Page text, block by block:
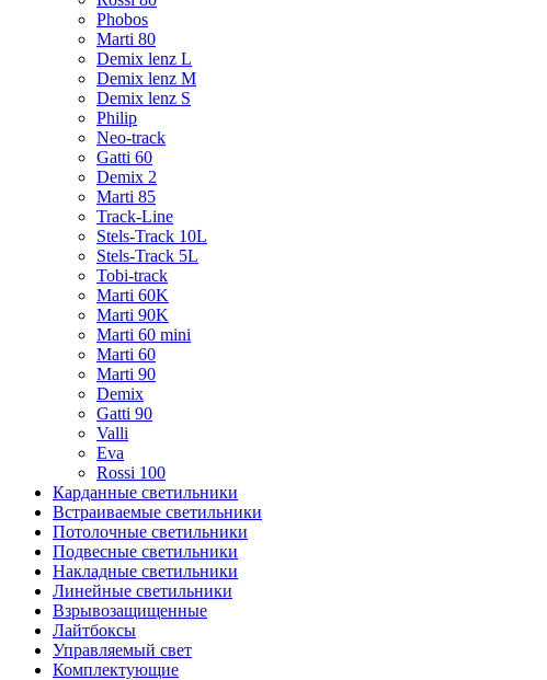
Phobos
Marti 80
Demix lenz L
Demix lenz M
Demix lenz S
Philip
Neo-track
Gatti 60
Demix 2
Marti 85
Track-Line
Stels-Track 10L
Stels-Track 5L
Tobi-track
Marti 60K
Marti 90K
Marti 60 mini
Marti 60
Marti 90
Demix
Gatti 90
Valli
Eva
Rossi 100
Карданные светильники
Встраиваемые светильники
Потолочные светильники
Подвесные светильники
Накладные светильники
Линейные светильники
Взрывозащищенные
Лайтбоксы
Управляемый свет
Комплектующие